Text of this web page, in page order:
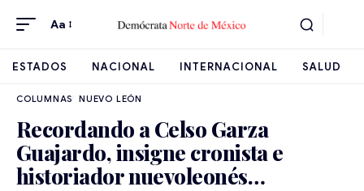
Aa
ESTADOS NACIONAL INTERNACIONAL SALUD
NUEVO LEÓN
Recordando a Celso Garza
Guajardo, insigne cronista e
historiador nuevoleonés…